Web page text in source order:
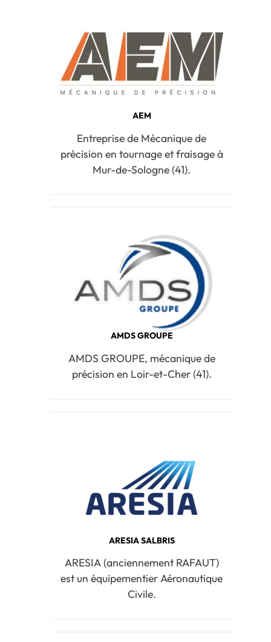
AEM
Entreprise de Mécanique de
précision en tournage et fraisage à
Mur-de-Sologne (41).
AMDS GROUPE
AMDS GROUPE, mécanique de
précision en Loir-et-Cher (41).
ARESIA SALBRIS
ARESIA (anciennement RAFAUT)
est un équipementier Aéronautique
Civile.